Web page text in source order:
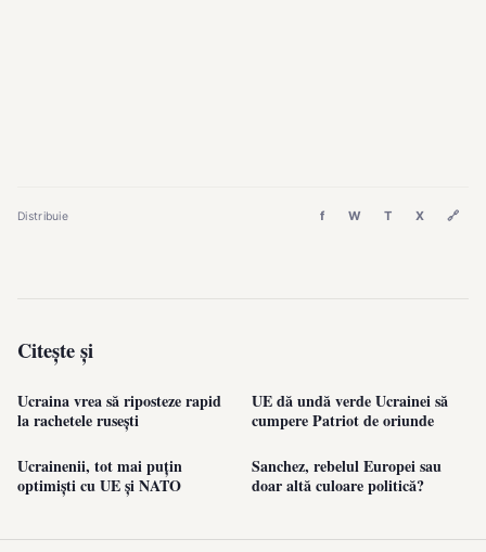
Distribuie f W T X 🔗
Citește și
Ucraina vrea să riposteze rapid
la rachetele rusești
UE dă undă verde Ucrainei să
cumpere Patriot de oriunde
Ucrainenii, tot mai puțin
optimiști cu UE și NATO
Sanchez, rebelul Europei sau
doar altă culoare politică?